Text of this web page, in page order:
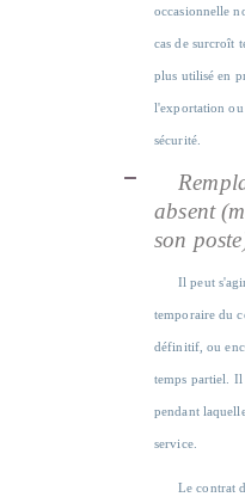
occasionnelle
cas de surcroît
plus utilisé en
l'exportation ou
sécurité.
absent
son
Il peut
temporaire du
définitif, ou
temps partiel. Il
pendant
service.
Le contrat